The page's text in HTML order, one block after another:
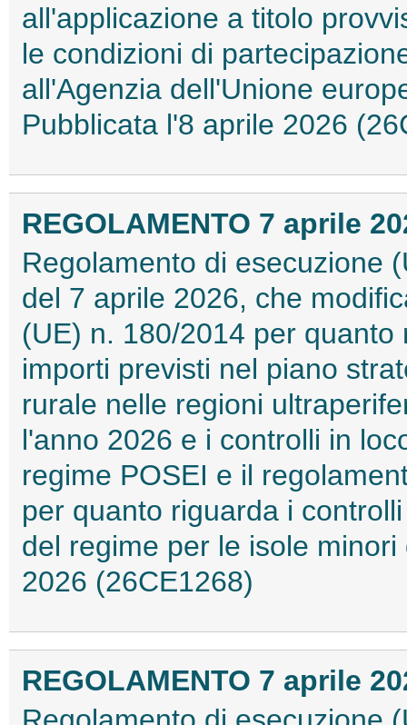
all'applicazione a titolo
le condizioni di
all'Agenzia dell'Unione
Pubblicata l'8 aprile 2026
REGOLAMENTO 7 aprile
Regolamento di esecuzione
del 7 aprile 2026, che
(UE) n. 180/2014 per
importi previsti nel piano
rurale nelle regioni
l'anno 2026 e i controlli in
regime POSEI e il
per quanto riguarda i
del regime per le isole
2026 (26CE1268)
REGOLAMENTO 7 aprile